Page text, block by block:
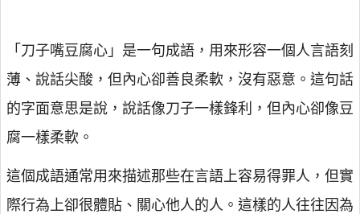
「刀子嘴豆腐心」是一句成語，用來形容一個人言語刻
薄、說話尖酸，但內心卻善良柔軟，沒有惡意。這句話
的字面意思是說，說話像刀子一樣鋒利，但內心卻像豆
腐一樣柔軟。
這個成語通常用來描述那些在言語上容易得罪人，但實
際行為上卻很體貼、關心他人的人。這樣的人往往因為